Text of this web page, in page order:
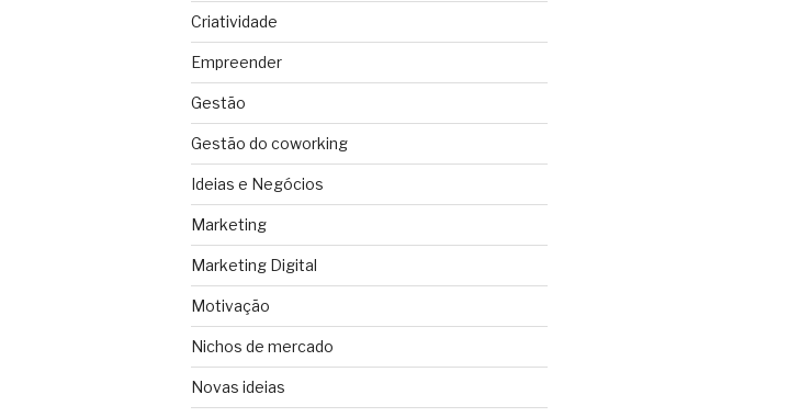
Criatividade
Empreender
Gestão
Gestão do coworking
Ideias e Negócios
Marketing
Marketing Digital
Motivação
Nichos de mercado
Novas ideias